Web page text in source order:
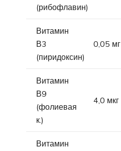
(рибофлавин)
Витамин
В3
(пиридоксин)
0,05 мг
Витамин
В9
(фолиевая
к.)
4,0 мкг
Витамин